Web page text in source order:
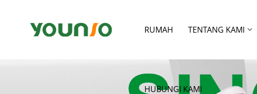
RUMAH TENTANG KAMI
HUBUNGI KAMI